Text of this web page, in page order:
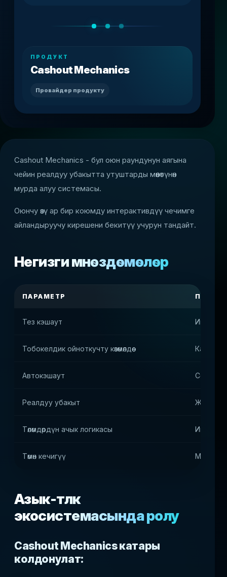
ПРОДУКТ
Cashout Mechanics
Провайдер продукту
Cashout Mechanics - бул оюн раундунун аягына
чейин реалдуу убакытта утуштарды мөөнөтүнөн
мурда алуу системасы.
Оюнчу өзү ар бир коюмду интерактивдүү чечимге
айландыруучу кирешени бекитүү учурун тандайт.
Негизги мүнөздөмөлөрү
ПАРАМЕТР
Тез кэшаут
Тобокелдик ойноткучту көзөмөлдөө
Автокэшаут
Реалдуу убакыт
Төлөмдөрдүн ачык логикасы Ишеним
Төмөн кечигүү Mobile-
Азык-түлүк
экосистемасында ролу
Cashout Mechanics катары
колдонулат: